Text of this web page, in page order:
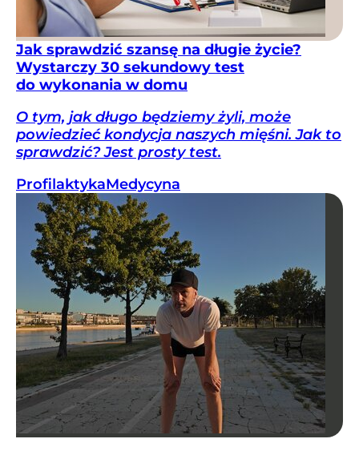
Jak sprawdzić szansę na długie życie?
Wystarczy 30 sekundowy test
do wykonania w domu
O tym, jak długo będziemy żyli, może
powiedzieć kondycja naszych mięśni. Jak to
sprawdzić? Jest prosty test.
ProfilaktykaMedycyna